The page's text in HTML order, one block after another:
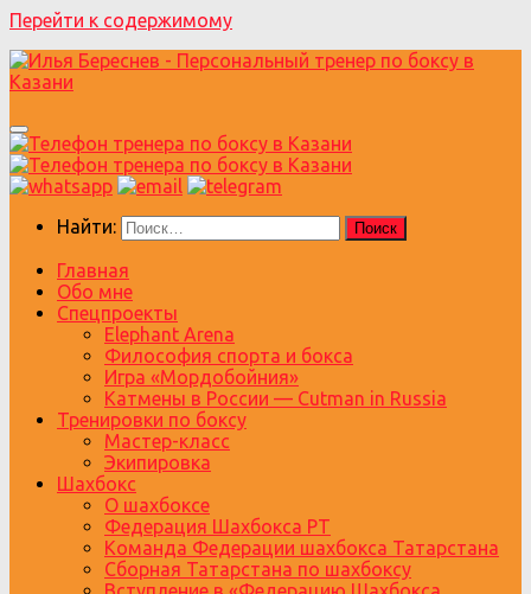
Перейти к содержимому
Найти:
Главная
Обо мне
Спецпроекты
Elephant Arena
Философия спорта и бокса
Игра «Мордобойния»
Катмены в России — Cutman in Russia
Тренировки по боксу
Мастер-класс
Экипировка
Шахбокс
О шахбоксе
Федерация Шахбокса РТ
Команда Федерации шахбокса Татарстана
Сборная Татарстана по шахбоксу